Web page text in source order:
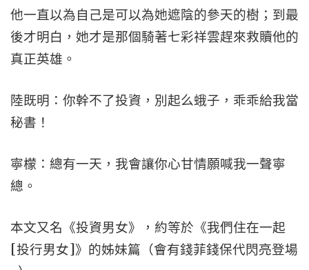
他一直以為自己是可以為她遮陰的參天的樹；到最
後才明白，她才是那個騎著七彩祥雲趕來救贖他的
真正英雄。
陸既明：你幹不了投資，別起么蛾子，乖乖給我當
秘書！
寧檬：總有一天，我會讓你心甘情願喊我一聲寧
總。
本文又名《投資男女》，約等於《我們住在一起
[投行男女]》的姊妹篇（會有錢菲錢保代閃亮登場